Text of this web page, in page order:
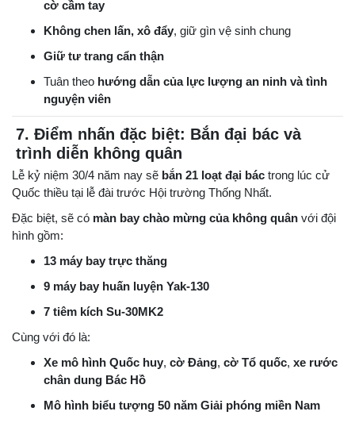
cờ cầm tay
Không chen lấn, xô đẩy, giữ gìn vệ sinh chung
Giữ tư trang cẩn thận
Tuân theo hướng dẫn của lực lượng an ninh và tình
nguyện viên
7. Điểm nhấn đặc biệt: Bắn đại bác và
trình diễn không quân
Lễ kỷ niệm 30/4 năm nay sẽ bắn 21 loạt đại bác trong lúc cử
Quốc thiều tại lễ đài trước Hội trường Thống Nhất.
Đặc biệt, sẽ có màn bay chào mừng của không quân với đội
hình gồm:
13 máy bay trực thăng
9 máy bay huấn luyện Yak-130
7 tiêm kích Su-30MK2
Cùng với đó là:
Xe mô hình Quốc huy, cờ Đảng, cờ Tổ quốc, xe rước
chân dung Bác Hồ
Mô hình biểu tượng 50 năm Giải phóng miền Nam